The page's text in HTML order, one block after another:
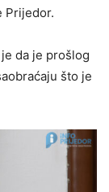
Prijedor.
da je prošlog
što je